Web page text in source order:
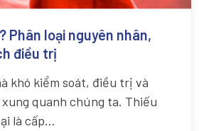
Phân loại nguyên nhân,
điều trị
khó kiểm soát, điều trị và
quanh chúng ta. Thiếu
là cấp...